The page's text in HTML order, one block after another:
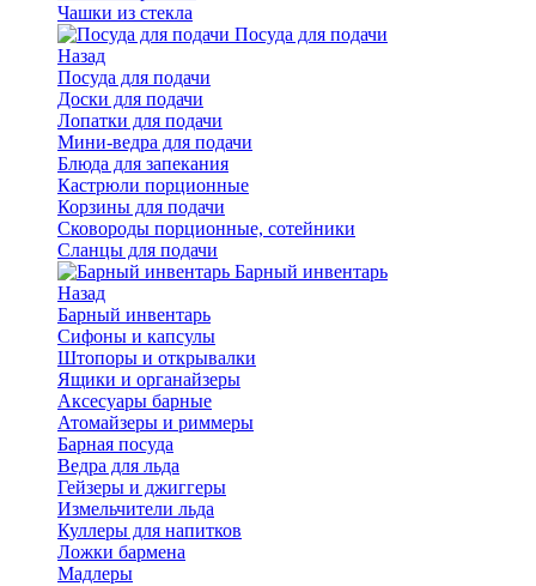
Чашки из стекла
Посуда для подачи
Назад
Посуда для подачи
Доски для подачи
Лопатки для подачи
Мини-ведра для подачи
Блюда для запекания
Кастрюли порционные
Корзины для подачи
Сковороды порционные, сотейники
Сланцы для подачи
Барный инвентарь
Назад
Барный инвентарь
Сифоны и капсулы
Штопоры и открывалки
Ящики и органайзеры
Аксесуары барные
Атомайзеры и риммеры
Барная посуда
Ведра для льда
Гейзеры и джиггеры
Измельчители льда
Куллеры для напитков
Ложки бармена
Мадлеры